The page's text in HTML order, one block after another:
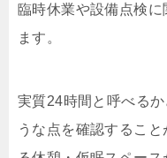
臨時休業や設備点検
ます。
実質24時間と呼べる
うな点を確認するこ